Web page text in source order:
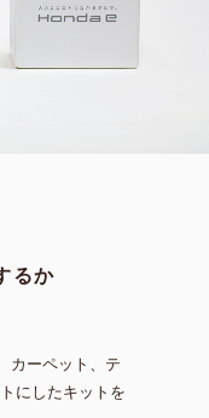
るか
カーペット、テ
にしたキットを